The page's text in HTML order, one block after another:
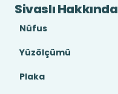
Sivaslı Hakkında
Nüfus
Yüzölçümü
Plaka